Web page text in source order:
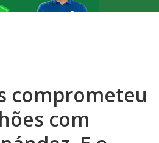
comprometeu
com